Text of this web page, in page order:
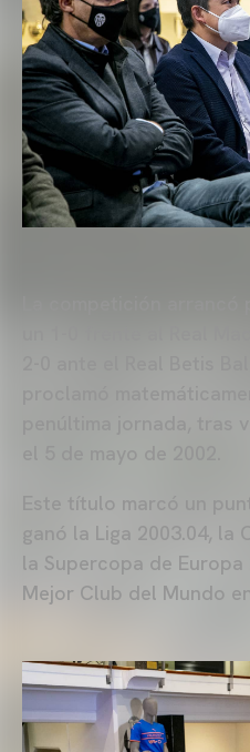
Este título marcó un
ganó la Liga 2003.04, la
la Supercopa de
Mejor Club del Mundo